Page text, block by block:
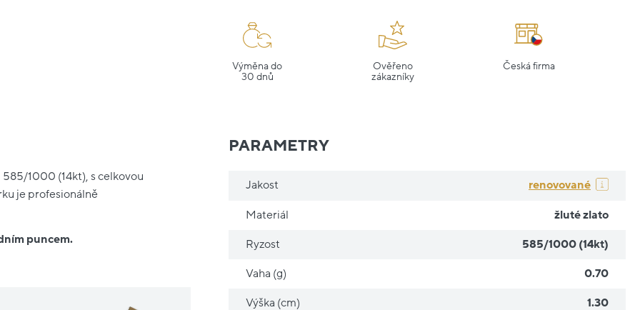
Výměna do
30 dnů
Ověřeno
zákazníky
Česká firma
1000 (14kt), s celkovou
je profesionálně
puncem.
PARAMETRY
Jakost renovované
Materiál žluté zlato
Ryzost 585/1000 (14kt)
Vaha (g) 0.70
Výška (cm) 1.30